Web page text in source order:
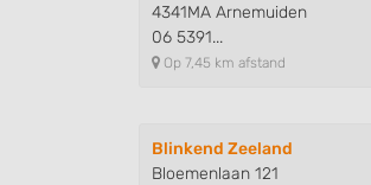
4341MA Arnemuiden
06 5391...
Op 7,45 km afstand
Blinkend Zeeland
Bloemenlaan 121